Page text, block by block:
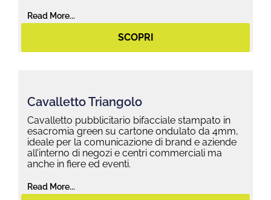
Read More...
SCOPRI
Cavalletto Triangolo
Cavalletto pubblicitario bifacciale stampato in
esacromia green su cartone ondulato da 4mm,
ideale per la comunicazione di brand e aziende
all’interno di negozi e centri commerciali ma
anche in fiere ed eventi.
Read More...